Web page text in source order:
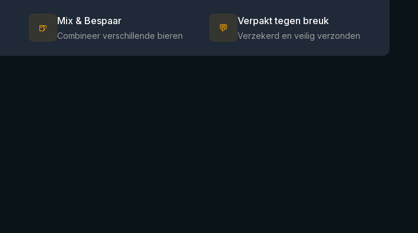
🍺
Mix & Bespaar
Combineer verschillende bieren
💬
Verpakt tegen breuk
Verzekerd en veilig verzonden